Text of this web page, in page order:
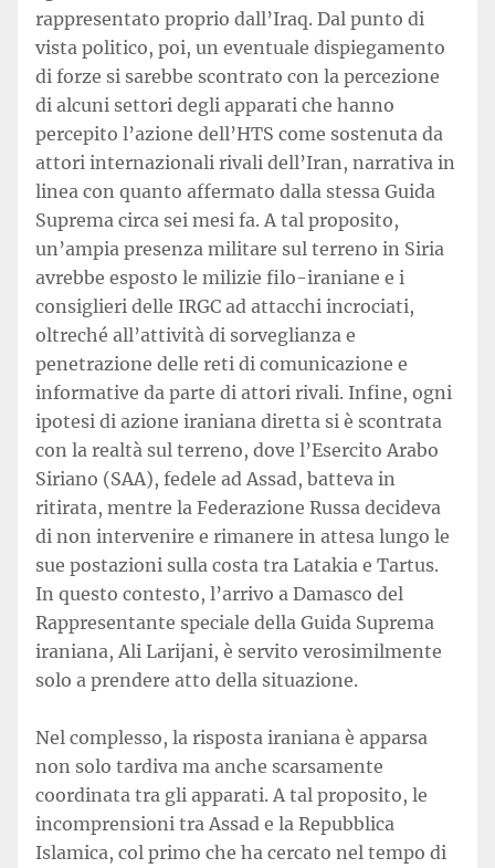
rappresentato proprio dall’Iraq. Dal punto di
vista politico, poi, un eventuale dispiegamento
di forze si sarebbe scontrato con la percezione
di alcuni settori degli apparati che hanno
percepito l’azione dell’HTS come sostenuta da
attori internazionali rivali dell’Iran, narrativa in
linea con quanto affermato dalla stessa Guida
Suprema circa sei mesi fa. A tal proposito,
un’ampia presenza militare sul terreno in Siria
avrebbe esposto le milizie filo-iraniane e i
consiglieri delle IRGC ad attacchi incrociati,
oltreché all’attività di sorveglianza e
penetrazione delle reti di comunicazione e
informative da parte di attori rivali. Infine, ogni
ipotesi di azione iraniana diretta si è scontrata
con la realtà sul terreno, dove l’Esercito Arabo
Siriano (SAA), fedele ad Assad, batteva in
ritirata, mentre la Federazione Russa decideva
di non intervenire e rimanere in attesa lungo le
sue postazioni sulla costa tra Latakia e Tartus.
In questo contesto, l’arrivo a Damasco del
Rappresentante speciale della Guida Suprema
iraniana, Ali Larijani, è servito verosimilmente
solo a prendere atto della situazione.
Nel complesso, la risposta iraniana è apparsa
non solo tardiva ma anche scarsamente
coordinata tra gli apparati. A tal proposito, le
incomprensioni tra Assad e la Repubblica
Islamica, col primo che ha cercato nel tempo di